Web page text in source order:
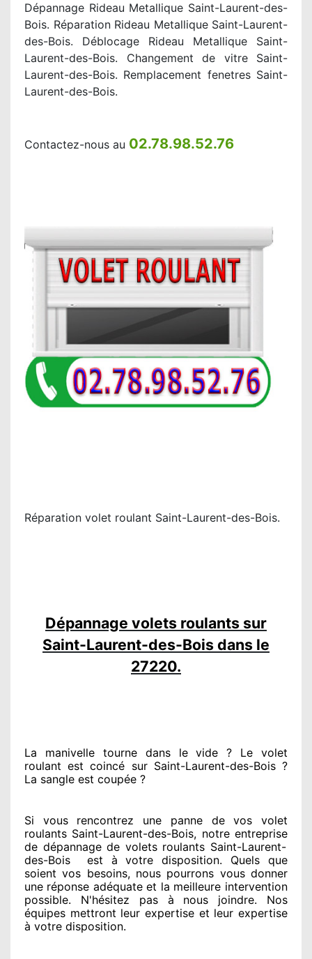
Dépannage Rideau Metallique Saint-Laurent-des-
Bois. Réparation Rideau Metallique Saint-Laurent-
des-Bois. Déblocage Rideau Metallique Saint-
Laurent-des-Bois. Changement de vitre Saint-
Laurent-des-Bois. Remplacement fenetres Saint-
Laurent-des-Bois.
Contactez-nous au 02.78.98.52.76
Réparation volet roulant Saint-Laurent-des-Bois.
Dépannage volets roulants sur
Saint-Laurent-des-Bois dans le
27220.
La manivelle tourne dans le vide ? Le volet
roulant est coincé sur Saint-Laurent-des-Bois ?
La sangle est coupée ?
Si vous rencontrez une panne de vos volet
roulants Saint-Laurent-des-Bois, notre entreprise
de dépannage de volets roulants Saint-Laurent-
des-Bois
est à votre disposition. Quels que
soient vos besoins, nous pourrons vous donner
une réponse adéquateet la meilleure intervention
possible. N'hésitez pas à nous joindre. Nos
équipes mettront leur expertise et leur expertise
à votre disposition.